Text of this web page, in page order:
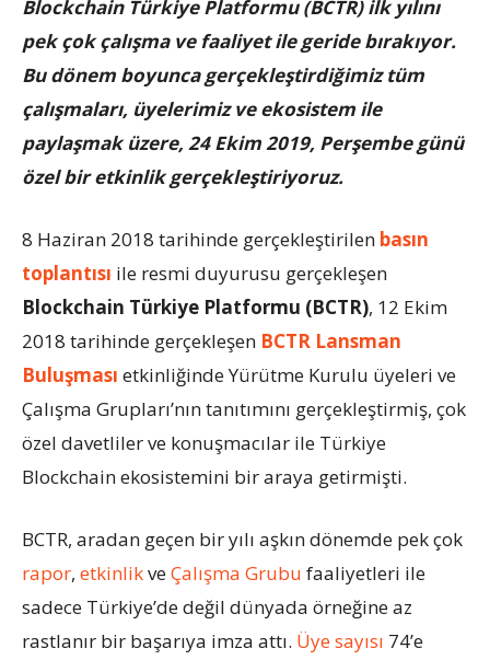
Blockchain Türkiye Platformu (BCTR) ilk yılını
pek çok çalışma ve faaliyet ile geride bırakıyor.
Bu dönem boyunca gerçekleştirdiğimiz tüm
çalışmaları, üyelerimiz ve ekosistem ile
paylaşmak üzere, 24 Ekim 2019, Perşembe günü
özel bir etkinlik gerçekleştiriyoruz.
8 Haziran 2018 tarihinde gerçekleştirilen basın
toplantısı ile resmi duyurusu gerçekleşen
Blockchain Türkiye Platformu (BCTR), 12 Ekim
2018 tarihinde gerçekleşen BCTR Lansman
Buluşması etkinliğinde Yürütme Kurulu üyeleri ve
Çalışma Grupları’nın tanıtımını gerçekleştirmiş, çok
özel davetliler ve konuşmacılar ile Türkiye
Blockchain ekosistemini bir araya getirmişti.
BCTR, aradan geçen bir yılı aşkın dönemde pek çok
rapor, etkinlikveÇalışma Grubu faaliyetleri ile
sadece Türkiye’de değil dünyada örneğine az
rastlanır bir başarıya imza attı. Üye sayısı 74’e